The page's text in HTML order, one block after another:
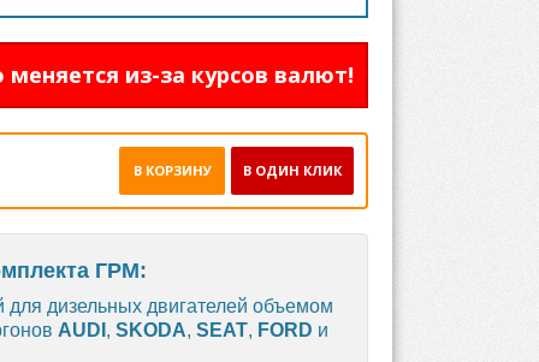
из-за курсов валют!
В ОДИН КЛИК
В КОРЗИНУ
ГРМ:
дизельных двигателей объемом
AUDI , SKODA, SEAT, FORD и